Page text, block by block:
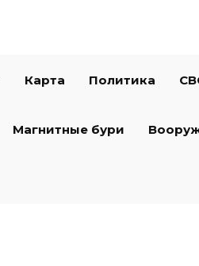
Карта Политика
Магнитные бури